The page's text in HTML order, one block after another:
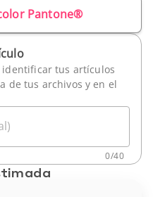
Pantone®
tus artículos
de tus archivos y en el
0/40